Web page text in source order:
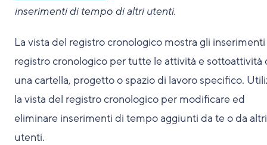
inserimenti di tempo di altri utenti.
La vista del registro cronologico mostra gli
registro cronologico per tutte le attività e sottoattività
una cartella, progetto o spazio di lavoro specifico.
la vista del registro cronologico per modificare ed
eliminare inserimenti di tempo aggiunti da te o da altri
utenti.